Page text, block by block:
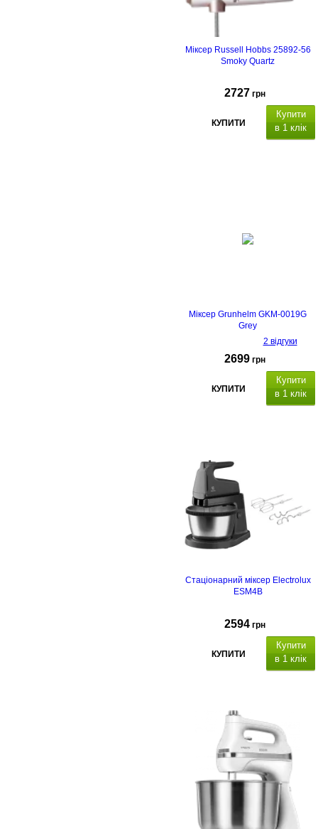
Міксер Russell Hobbs 25892-56
Smoky Quartz
2727 грн
КУПИТИ
Купити
в 1 клік
Міксер Grunhelm GKM-0019G
Grey
2 відгуки
2699 грн
КУПИТИ
Купити
в 1 клік
чаша ємність 4.5л
Стаціонарний міксер Electrolux
ESM4B
2594 грн
КУПИТИ
Купити
в 1 клік